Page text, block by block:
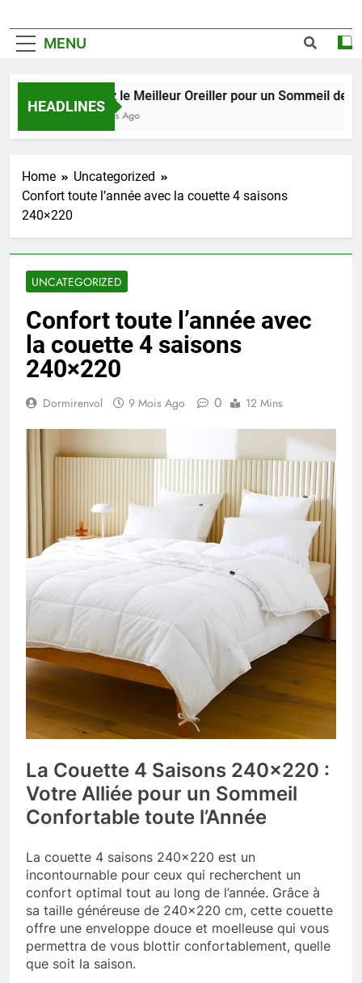
MENU
HEADLINES
Trouvez le Meilleur Oreiller pour un Sommeil de
2 Semaines Ago
Home
Uncategorized
Confort toute l’année avec la couette 4 saisons
240×220
UNCATEGORIZED
Confort toute l’année avec
la couette 4 saisons
240×220
Dormirenvol 9 Mois Ago 0 12 Mins
La Couette 4 Saisons 240×220 :
Votre Alliée pour un Sommeil
Confortable toute l’Année
La couette 4 saisons 240×220 est un
incontournable pour ceux qui recherchent un
confort optimal tout au long de l’année. Grâce à
sa taille généreuse de 240×220 cm, cette couette
offre une enveloppe douce et moelleuse qui vous
permettra de vous blottir confortablement, quelle
que soit la saison.